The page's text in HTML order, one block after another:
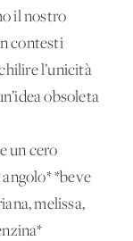
il nostro
contesti
l’unicità
obsoleta
un cero
*beve
melissa,